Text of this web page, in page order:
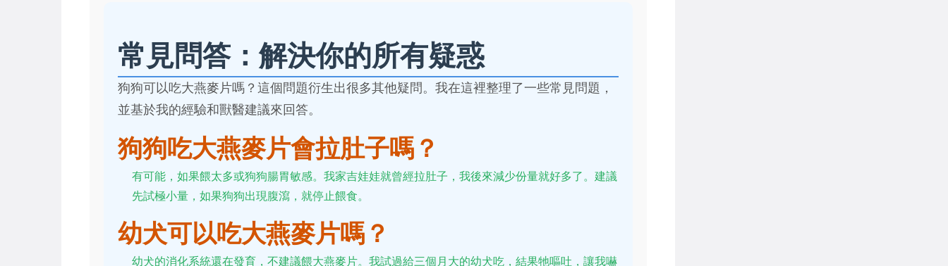
常見問答：解決你的所有疑惑
狗狗可以吃大燕麥片嗎？這個問題衍生出很多其他疑問。我在這裡整理了一些常見問題，
並基於我的經驗和獸醫建議來回答。
狗狗吃大燕麥片會拉肚子嗎？
有可能，如果餵太多或狗狗腸胃敏感。我家吉娃娃就曾經拉肚子，我後來減少份量就好多了。建議
先試極小量，如果狗狗出現腹瀉，就停止餵食。
幼犬可以吃大燕麥片嗎？
幼犬的消化系統還在發育，不建議餵大燕麥片。我試過給三個月大的幼犬吃，結果牠嘔吐，讓我嚇